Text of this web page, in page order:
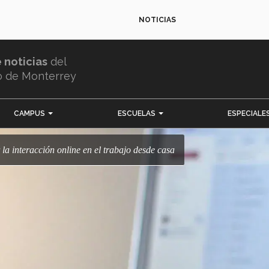
NOTICIAS
noticias del
de Monterrey
CAMPUS ESCUELAS
la interacción online en el trabajo desde casa